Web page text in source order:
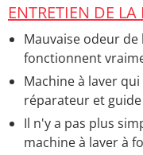
ENTRETIEN DE
Mauvaise odeur de
fonctionnent
Machine à laver
réparateur et
Il n'y a pas plus
machine à laver à